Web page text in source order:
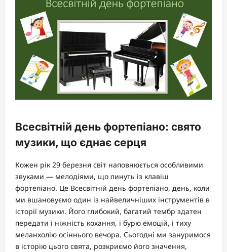
Всесвітній день фортепіано: свято
музики, що єднає серця
Кожен рік 29 березня світ наповнюється особливими
звуками — мелодіями, що линуть із клавіш
фортепіано. Це Всесвітній день фортепіано, день, коли
ми вшановуємо один із найвеличніших інструментів в
історії музики. Його глибокий, багатий тембр здатен
передати і ніжність кохання, і бурю емоцій, і тиху
меланхолію осіннього вечора. Сьогодні ми зануримося
в історію цього свята, розкриємо його значення,